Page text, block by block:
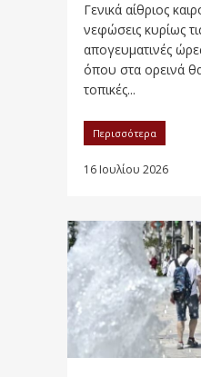
Γενικά αίθριος
νεφώσεις κυρίως
απογευματινές
όπου στα ορεινά
τοπικές...
Περισσότερα
16 Ιουλίου 2026